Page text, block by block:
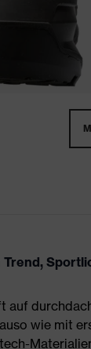
Trend,
auf
wie mit